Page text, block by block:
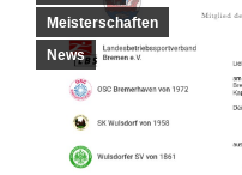
Meisterschaften
News